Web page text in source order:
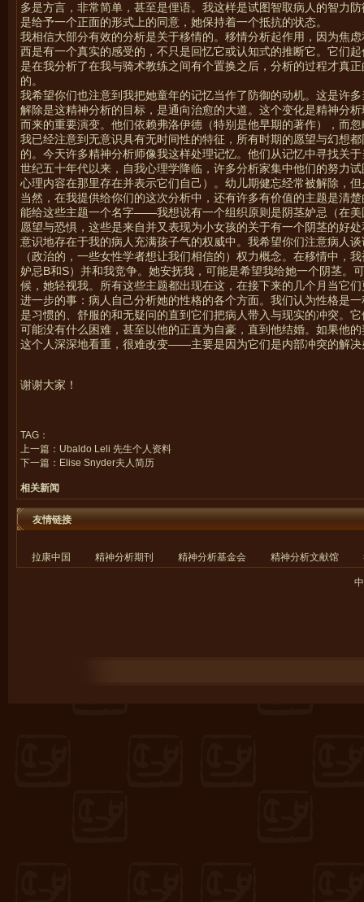
多是方言，非常简单，甚至是俚语。我这样是试图智取病人的智力
是给予一个正面的形式上的同意，她保持着一个抵抗的状态。
我相信大部分有效的分析是关于移情的。移情分析起作用，因为焦
西是有一个真实的感受的，不只是回忆它或认知式的推断它。它们
是在我分析了在我与骑术教练之间有个置换之后，分析的过程才真
的。
我希望你们也注意到我把她童年的记忆当作了防御的动机。这是许
解除是这精神分析的目标，是通向治愈的大道。这个变化是精神分
而来的重要演变。他们依赖弗洛伊德（特别是他早期的著作），而
我已经注意到无意识具有无时间性的特征，所有时期的愿望与幻想
的。今天许多精神分析师像我这样处理记忆。他们从记忆中寻找关
世纪五十年代以来，自我心理学降临，许多分析家集中他们的努力
心理内容在那里存在并表示它们自己）。幼儿期健忘经常被解除，
当然，在我提供给你们的这次分析中，还有许多有价值的主题是
能给这些主题一个名字——我想说有一个组织原则是阴茎妒忌（在
愿望与恐惧，这些是来自并又表现为小女孩的关于有一个阴茎的好
意识地存在于我的病人充满孩子气的权威中。我希望你们注意病人
（政治的，一些女性学者想让我们相信的）权力概念。在移情中
妒忌B和S）并和我竞争。她安抚我，可能是希望我给她一个阴茎。
候，她轻视我。所有这些主题都出现在这，在接下来的几个月当它
进一步的事：病人自己分析她的性格的各个方面。我们认为性格是
是习惯的、舒服的和无疑问的直到它们把病人带入与现实的冲突。
可能没有什么困难，甚至以他的正直为自豪，直到他结婚。如果他
这个人深深地看重，很难改变——主要是因为它们是内部冲突的解决
谢谢大家！
TAG：
上一篇： Ubaldo Leli 先生个人资料
下一篇： Elise Snyder夫人简历
相关新闻
友情链接
拉康中国 精神分析期刊 精神分析基金会 精神分析文献馆